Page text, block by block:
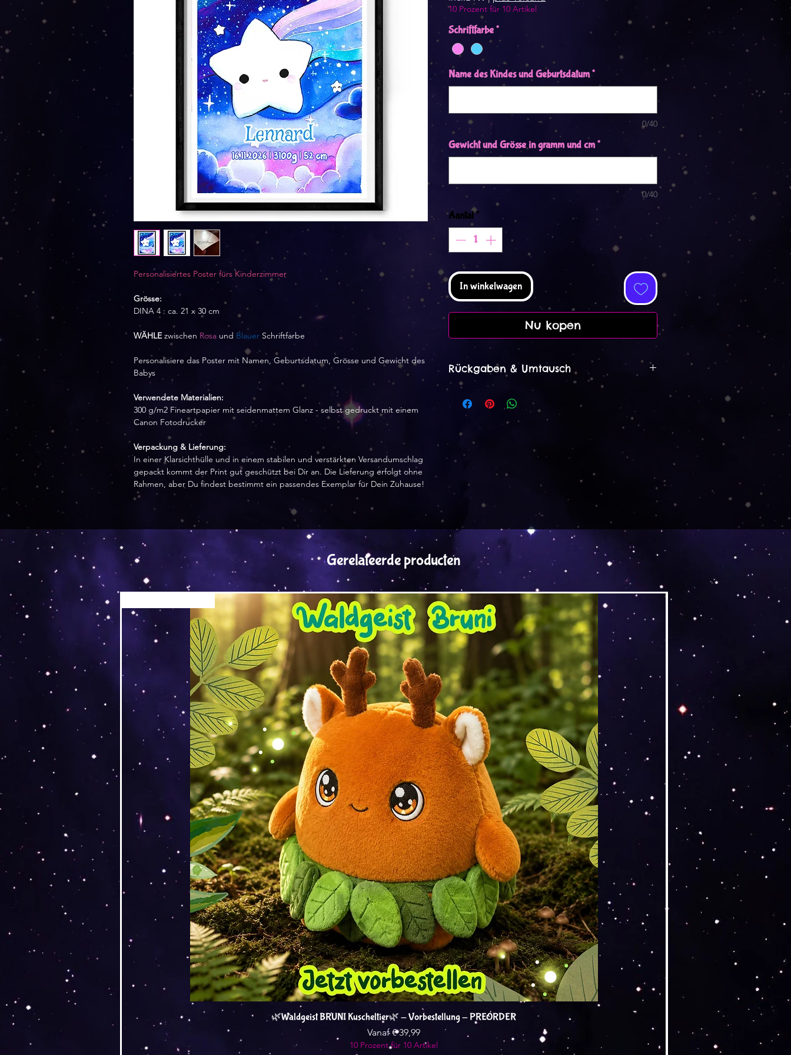
Personalisiertes Poster fürs Kinderzimmer
Grösse:
DINA 4 : ca. 21 x 30 cm
WÄHLEzwischen Rosa und Blauer Schriftfarbe
Personalisiere das Poster mit Namen, Geburtsdatum, Grösse und Gewicht des
Babys
Verwendete Materialien:
300 g/m2 Fineartpapier mit seidenmattem Glanz - selbst gedruckt mit einem
Canon Fotodrucker
Verpackung & Lieferung:
In einer Klarsichthülle und in einem stabilen und verstärkten Versandumschlag
gepackt kommt der Print gut geschützt bei Dir an. Die Lieferung erfolgt ohne
Rahmen, aber Du findest bestimmt ein passendes Exemplar für Dein Zuhause!
10 Prozent für 10 Artikel
Schriftfarbe*
Name des Kindes und Geburtsdatum*
0/40
Gewicht und Grösse in gramm und cm*
0/40
Aantal*
In winkelwagen
Nu kopen
Rückgaben & Umtausch
Rückgaben & Umtausch
Ich akzeptiere Rückgaben, Umtäusche und
Stornierungen
Kontaktiere mich innerhalb von: 14 Tagen nach
Sende Artikel zurück innerhalb von: 21 Tagen
Fordere eine Stornierung an innerhalb von:
12 Stunden nach dem Kauf
Für folgende Artikel ist keine Rückgabe und kein
Umtausch möglich
Aufgrund der Art dieser Produkte ist für
folgende Produkte kein Widerruf möglich.
Anderes gilt, wenn die Produkte bei der
Lieferung defekt oder beschädigt waren.
Spezialanfertigungen oder personalisierte
Bestellungen
Digitale Downloads
Artikel im Ausverkauf
Gerelateerde producten
Snel overzicht
🌿Waldgeist BRUNI Kuscheltier🌿 - Vorbestellung - PREORDER
Vanaf€ 39,99
Verkoopprijs
10 Prozent für 10 Artikel
Versand by DruckGuru